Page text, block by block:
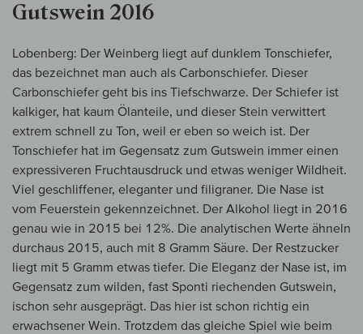
Gutswein 2016
Lobenberg: Der Weinberg liegt auf dunklem Tonschiefer,
das bezeichnet man auch als Carbonschiefer. Dieser
Carbonschiefer geht bis ins Tiefschwarze. Der Schiefer ist
kalkiger, hat kaum Ölanteile, und dieser Stein verwittert
extrem schnell zu Ton, weil er eben so weich ist. Der
Tonschiefer hat im Gegensatz zum Gutswein immer einen
expressiveren Fruchtausdruck und etwas weniger Wildheit.
Viel geschliffener, eleganter und filigraner. Die Nase ist
vom Feuerstein gekennzeichnet. Der Alkohol liegt in 2016
genau wie in 2015 bei 12%. Die analytischen Werte ähneln
durchaus 2015, auch mit 8 Gramm Säure. Der Restzucker
liegt mit 5 Gramm etwas tiefer. Die Eleganz der Nase ist, im
Gegensatz zum wilden, fast Sponti riechenden Gutswein,
ischon sehr ausgeprägt. Das hier ist schon richtig ein
erwachsener Wein. Trotzdem das gleiche Spiel wie beim